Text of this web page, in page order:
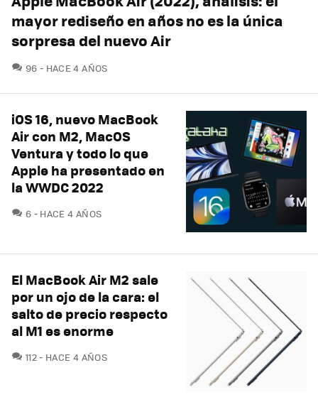
mayor rediseño en años no es la única
sorpresa del nuevo Air
96 COMENTARIOS
HACE 4 AÑOS
iOS 16, nuevo MacBook
Air con M2, MacOS
Ventura y todo lo que
Apple ha presentado en
la WWDC 2022
6 COMENTARIOS
HACE 4 AÑOS
El MacBook Air M2 sale
por un ojo de la cara: el
salto de precio respecto
al M1 es enorme
112COMENTARIOS
HACE 4 AÑOS